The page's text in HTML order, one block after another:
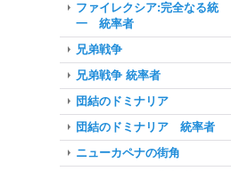
ファイレクシア:完全なる統
一 統率者
兄弟戦争
兄弟戦争 統率者
団結のドミナリア
団結のドミナリア 統率者
ニューカペナの街角